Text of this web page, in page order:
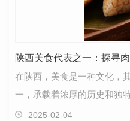
陕西美食代表之一：探寻
在陕西，美食是一种文化，
一，承载着浓厚的历史和独
流长，深受人们喜爱。肉松
2025-02-04